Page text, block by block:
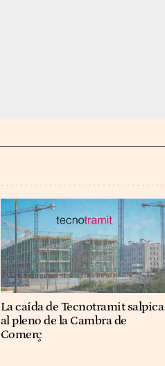
La caída de Tecnotramit salpica
al pleno de la Cambra de
Comerç